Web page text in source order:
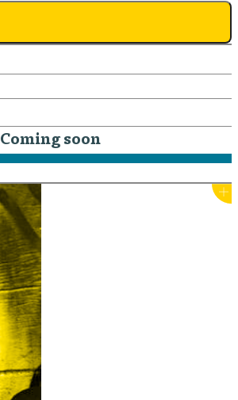
Coming soon